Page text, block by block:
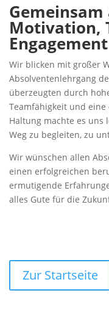
Motivation,
Engagement
Wir blicken mit großer
Absolventenlehrgang
überzeugten durch
Teamfähigkeit und
Haltung machte es uns
Weg zu begleiten, zu
Wir wünschen allen
einen erfolgreichen
ermutigende
alles Gute für die
Zur Startseite